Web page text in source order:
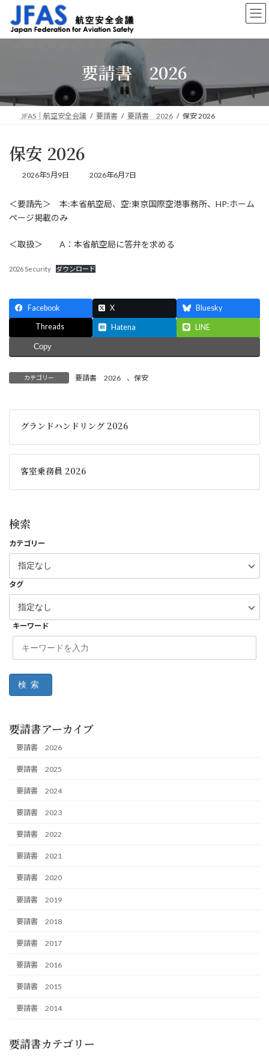
ン
ッ
ー
移
要請書 2026
JFAS｜航空安全会議 要請書 要請書 2026 保安 2026
保安 2026
2026年5月9日
最
新
2026年6月7日
＜要請先＞ 本:本省航空局、空:東京国際空港事務所、HP:ホーム
ページ掲載のみ
＜取扱＞ A：本省航空局に答弁を求める
2026 Security ダウンロード
Facebook X Bluesky
Threads Hatena LINE
Copy
カテゴリー 要請書 2026 、 保安
グランドハンドリング 2026
客室乗務員 2026
検索
カテゴリー
タグ
キーワード
検索
要請書アーカイブ
要請書 2026
要請書 2025
要請書 2024
要請書 2023
要請書 2022
要請書 2021
要請書 2020
要請書 2019
要請書 2018
要請書 2017
要請書 2016
要請書 2015
要請書 2014
要請書カテゴリー